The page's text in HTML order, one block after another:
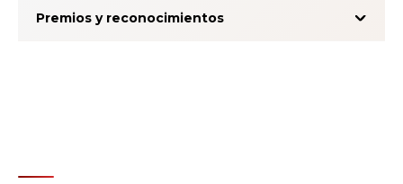
Premios y reconocimientos